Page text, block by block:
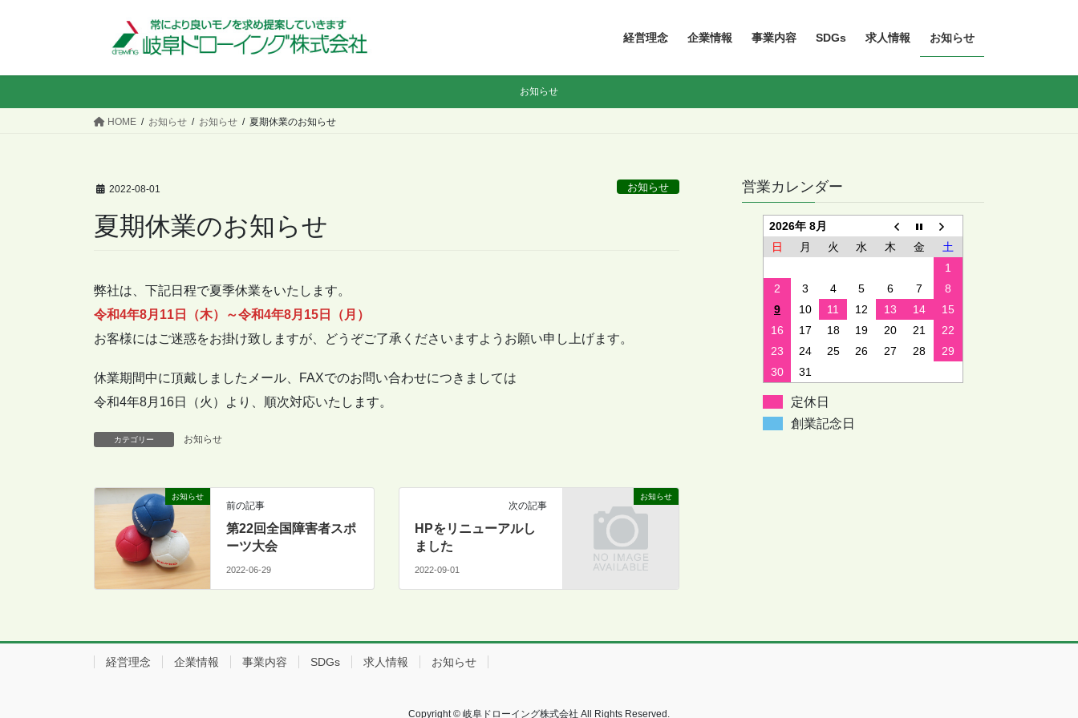
経営理念 企業情報 事業内容 SDGs 求人情報 お知らせ
お知らせ
HOME お知らせ お知らせ 夏期休業のお知らせ
2022-08-01 お知らせ
夏期休業のお知らせ
弊社は、下記日程で夏季休業をいたします。
令和4年8月11日（木）～令和4年8月15日（月）
お客様にはご迷惑をお掛け致しますが、どうぞご了承くださいますようお願い申し上げます。
休業期間中に頂戴しましたメール、FAXでのお問い合わせにつきましては
令和4年8月16日（火）より、順次対応いたします。
カテゴリー お知らせ
お知らせ
前の記事
第22回全国障害者スポ
ーツ大会
2022-06-29
お知らせ
次の記事
HPをリニューアルし
ました
2022-09-01
営業カレンダー
2026年 8月
日
月 火 水 木 金
土
1
2
3 4 5 6 7
8
9
10 11 12 13 14
15
16
17 18 19 20 21
22
23
24 25 26 27 28
29
30
31
定休日
創業記念日
経営理念 企業情報 事業内容 SDGs 求人情報 お知らせ
Copyright © 岐阜ドローイング株式会社 All Rights Reserved.